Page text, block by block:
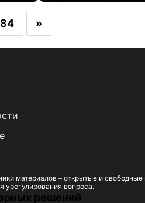
»
материалов – открытые и свободные
урегулирования вопроса.
решений